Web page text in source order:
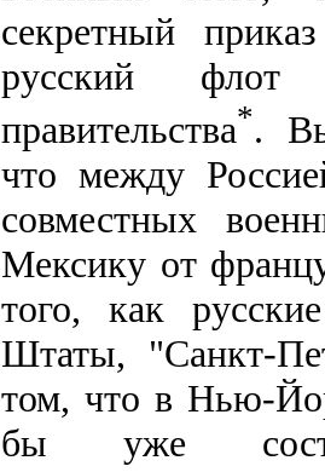
секретный
русский флот
правительства*.
что между
совместных
Мексику от
того, как
Штаты, "Санкт-
том, что в Нью-
бы уже